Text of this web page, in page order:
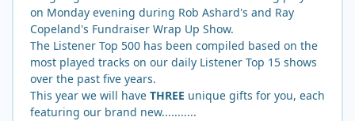
on Monday evening during Rob Ashard's and Ray
Copeland's Fundraiser Wrap Up Show.
The Listener Top 500 has been compiled based on the
most played tracks on our daily Listener Top 15 shows
over the past five years.
This year we will have THREE unique gifts for you, each
featuring our brand new...........